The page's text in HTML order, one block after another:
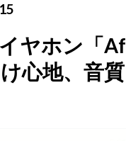
ヤホン「
心地、音